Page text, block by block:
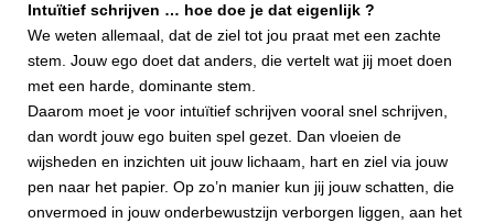
Intuïtief schrijven … hoe doe je dat eigenlijk ?
We weten allemaal, dat de ziel tot jou praat met een zachte
stem. Jouw ego doet dat anders, die vertelt wat jij moet doen
met een harde, dominante stem.
Daarom moet je voor intuïtief schrijven vooral snel schrijven,
dan wordt jouw ego buiten spel gezet. Dan vloeien de
wijsheden en inzichten uit jouw lichaam, hart en ziel via jouw
pen naar het papier. Op zo’n manier kun jij jouw schatten, die
onvermoed in jouw onderbewustzijn verborgen liggen, aan het